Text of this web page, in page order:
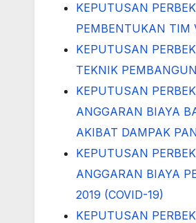
KEPUTUSAN
PEMBENTUKAN TIM
KEPUTUSAN
TEKNIK
KEPUTUSAN
ANGGARAN BIAYA
AKIBAT DAMPAK
KEPUTUSAN
ANGGARAN BIAYA
2019 (COVID-19)
KEPUTUSAN